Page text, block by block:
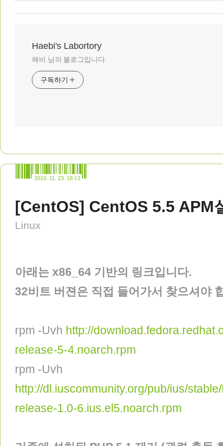
Haebi's Labortory
해비 님의 블로그입니다.
구독하기
2010. 11. 23. 18:13
[CentOS] CentOS 5.5 APM
Linux
아래는 x86_64 기반의 링크입니다.
32비트 버젼은 직접 들어가서 찾으셔야
rpm -Uvh http://
release-5-4.noarch.rpm
rpm -Uvh
http://dl.iuscommunity.org/pub/ius/
release-1.0-6.ius.el5.noarch.rpm